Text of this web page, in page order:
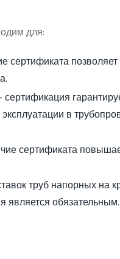
для:
сертификата
сертификация
в
сертификата
труб напорных на
является обязательным.